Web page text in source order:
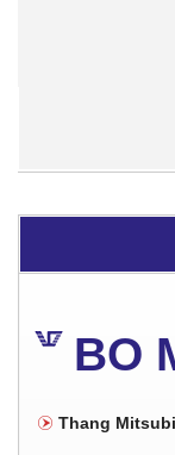
BO
Thang